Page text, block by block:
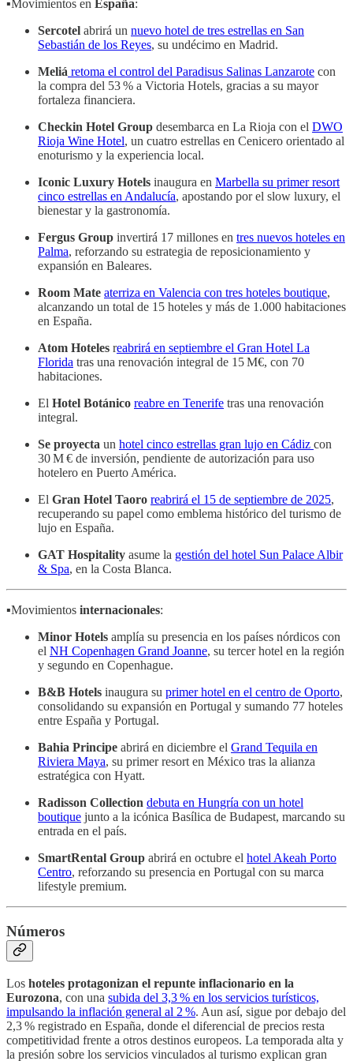
▪️Movimientos en España:
Sercotel abrirá un nuevo hotel de tres estrellas en San
Sebastián de los Reyes, su undécimo en Madrid.
Meliá retoma el control del Paradisus Salinas Lanzarote con
la compra del 53 % a Victoria Hotels, gracias a su mayor
fortaleza financiera.
Checkin Hotel Group desembarca en La Rioja con el DWO
Rioja Wine Hotel, un cuatro estrellas en Cenicero orientado al
enoturismo y la experiencia local.
Iconic Luxury Hotels inaugura en Marbella su primer resort
cinco estrellas en Andalucía, apostando por el slow luxury, el
bienestar y la gastronomía.
Fergus Group invertirá 17 millones en tres nuevos hoteles en
Palma, reforzando su estrategia de reposicionamiento y
expansión en Baleares.
Room Mate aterriza en Valencia con tres hoteles boutique,
alcanzando un total de 15 hoteles y más de 1.000 habitaciones
en España.
Atom Hoteles reabrirá en septiembre el Gran Hotel La
Florida tras una renovación integral de 15 M€, con 70
habitaciones.
El Hotel Botánico reabre en Tenerife tras una renovación
integral.
Se proyecta un hotel cinco estrellas gran lujo en Cádiz con
30 M € de inversión, pendiente de autorización para uso
hotelero en Puerto América.
El Gran Hotel Taoro reabrirá el 15 de septiembre de 2025,
recuperando su papel como emblema histórico del turismo de
lujo en España.
GAT Hospitality asume la gestión del hotel Sun Palace Albir
& Spa, en la Costa Blanca.
▪️Movimientos internacionales:
Minor Hotels amplía su presencia en los países nórdicos con
el NH Copenhagen Grand Joanne, su tercer hotel en la región
y segundo en Copenhague.
B&B Hotels inaugura su primer hotel en el centro de Oporto,
consolidando su expansión en Portugal y sumando 77 hoteles
entre España y Portugal.
Bahia Principe abrirá en diciembre el Grand Tequila en
Riviera Maya, su primer resort en México tras la alianza
estratégica con Hyatt.
Radisson Collection debuta en Hungría con un hotel
boutique junto a la icónica Basílica de Budapest, marcando su
entrada en el país.
SmartRental Group abrirá en octubre el hotel Akeah Porto
Centro, reforzando su presencia en Portugal con su marca
lifestyle premium.
Números
Los hoteles protagonizan el repunte inflacionario en la
Eurozona, con una subida del 3,3 % en los servicios turísticos,
impulsando la inflación general al 2 %. Aun así, sigue por debajo del
2,3 % registrado en España, donde el diferencial de precios resta
competitividad frente a otros destinos europeos. La temporada alta y
la presión sobre los servicios vinculados al turismo explican gran